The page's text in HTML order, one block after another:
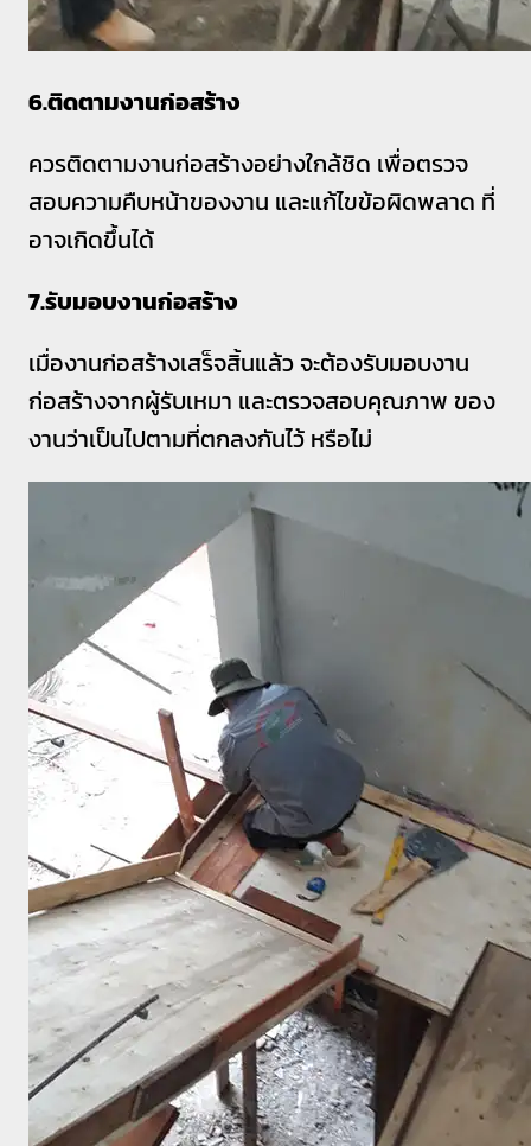
6.ติดตามงานก่อสร้าง
ควรติดตามงานก่อสร้างอย่างใกล้ชิด เพื่อตรวจ
สอบความคืบหน้าของงาน และแก้ไขข้อผิดพลาด ที่
อาจเกิดขึ้นได้
7.รับมอบงานก่อสร้าง
เมื่องานก่อสร้างเสร็จสิ้นแล้ว จะต้องรับมอบงาน
ก่อสร้างจากผู้รับเหมา และตรวจสอบคุณภาพ ของ
งานว่าเป็นไปตามที่ตกลงกันไว้ หรือไม่